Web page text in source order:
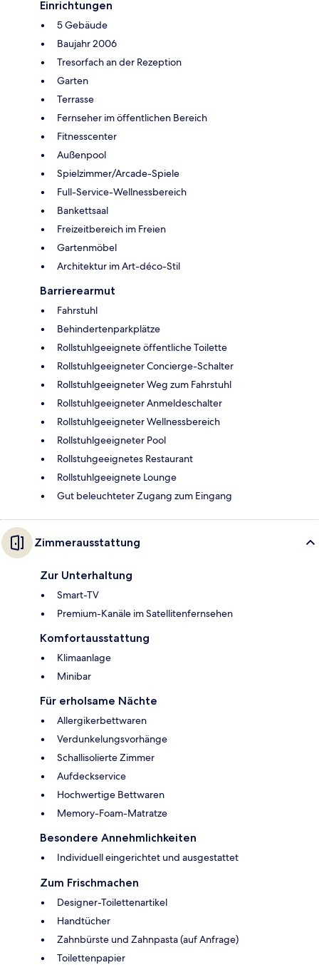
Einrichtungen
5 Gebäude
Baujahr 2006
Tresorfach an der Rezeption
Garten
Terrasse
Fernseher im öffentlichen Bereich
Fitnesscenter
Außenpool
Spielzimmer/Arcade-Spiele
Full-Service-Wellnessbereich
Bankettsaal
Freizeitbereich im Freien
Gartenmöbel
Architektur im Art-déco-Stil
Barrierearmut
Fahrstuhl
Behindertenparkplätze
Rollstuhlgeeignete öffentliche Toilette
Rollstuhlgeeigneter Concierge-Schalter
Rollstuhlgeeigneter Weg zum Fahrstuhl
Rollstuhlgeeigneter Anmeldeschalter
Rollstuhlgeeigneter Wellnessbereich
Rollstuhlgeeigneter Pool
Rollstuhgeeignetes Restaurant
Rollstuhlgeeignete Lounge
Gut beleuchteter Zugang zum Eingang
Zimmerausstattung
Zur Unterhaltung
Smart-TV
Premium-Kanäle im Satellitenfernsehen
Komfortausstattung
Klimaanlage
Minibar
Für erholsame Nächte
Allergikerbettwaren
Verdunkelungsvorhänge
Schallisolierte Zimmer
Aufdeckservice
Hochwertige Bettwaren
Memory-Foam-Matratze
Besondere Annehmlichkeiten
Individuell eingerichtet und ausgestattet
Zum Frischmachen
Designer-Toilettenartikel
Handtücher
Zahnbürste und Zahnpasta (auf Anfrage)
Toilettenpapier